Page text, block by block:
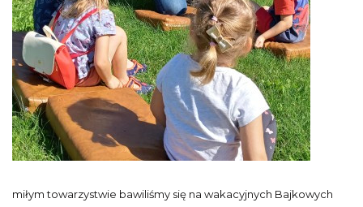
miłym towarzystwie bawiliśmy się na wakacyjnych Bajkowych